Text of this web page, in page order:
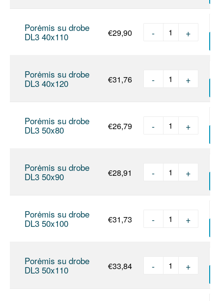
Porėmis su drobe
DL3 40x110 €29,90 produkto
- +
Porėmis su drobe
DL3 40x120 €31,76 produkto
- +
Porėmis su drobe
DL3 50x80 €26,79 produkto
- +
Porėmis su drobe
DL3 50x90 €28,91 produkto
- +
Porėmis su drobe
DL3 50x100 €31,73 produkto
- +
Porėmis su drobe
DL3 50x110 €33,84 produkto
- +